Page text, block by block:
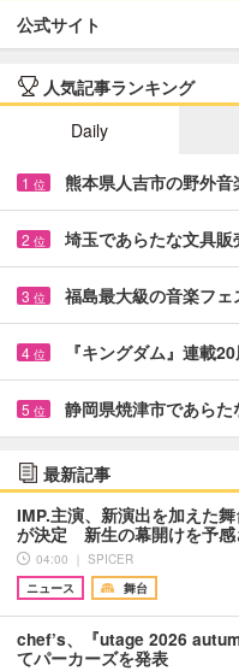
公式サイト
人気記事ランキング
Daily
1 位 熊本県人吉市の野外
2 位 埼玉であらたな文具
3 位 福島最大級の音楽フ
4 位 『キングダム』連載
5 位 静岡県焼津市であら
最新記事
IMP.主演、新演出を加えた
が決定 新生の幕開けを予
04:00 ｜ SPICER
ニュース
舞台
chef’s、『utage 2026
てパーカーズを発表